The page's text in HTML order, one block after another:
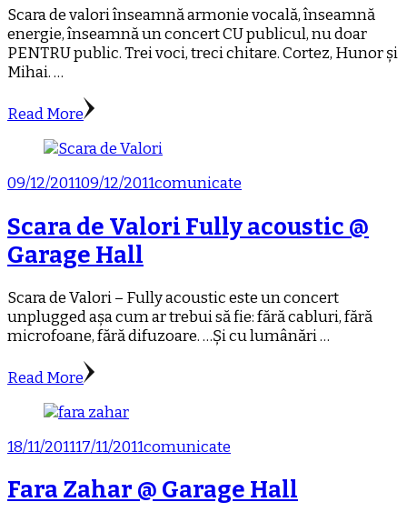
Scara de valori înseamnă armonie vocală, înseamnă
energie, înseamnă un concert CU publicul, nu doar
PENTRU public. Trei voci, treci chitare. Cortez, Hunor și
Mihai. …
Read More
09/12/201109/12/2011comunicate
Scara de Valori Fully acoustic @
Garage Hall
Scara de Valori – Fully acoustic este un concert
unplugged așa cum ar trebui să fie: fără cabluri, fără
microfoane, fără difuzoare. …Și cu lumânări …
Read More
18/11/201117/11/2011comunicate
Fara Zahar @ Garage Hall